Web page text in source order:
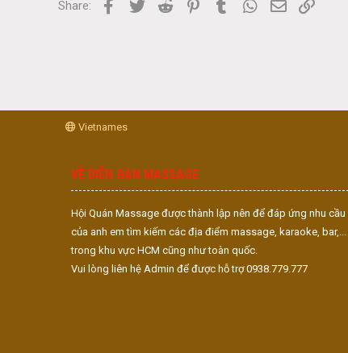
Share: Facebook
Twitter Reddit PinterestTumblr WhatsApp
Email
Vietnames
VỀ DIỄN ĐÀN MASSAGE
Hội Quán Massage được thành lập nên để đáp ứng nhu cầu
của anh em tìm kiếm các địa điểm massage, karaoke, bar,...
trong khu vực HCM cũng như toàn quốc.
Vui lòng liên hệ Admin để được hỗ trợ 0938.779.777